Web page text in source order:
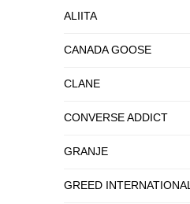
ALIITA
CANADA GOOSE
CLANE
CONVERSE ADDICT
GRANJE
GREED INTERNATIONAL